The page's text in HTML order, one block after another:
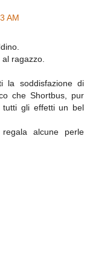
AM
ragazzo.
la soddisfazione di
che Shortbus, pur
gli effetti un bel
alcune perle